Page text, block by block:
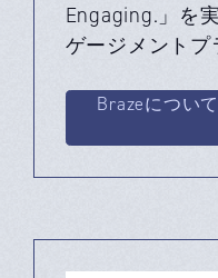
Engaging.」を
ゲージメントプ
Brazeについて